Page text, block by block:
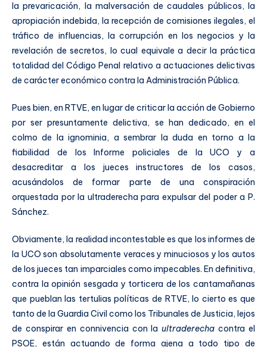
la prevaricación, la malversación de caudales públicos, la
apropiación indebida, la recepción de comisiones ilegales, el
tráfico de influencias, la corrupción en los negocios y la
revelación de secretos, lo cual equivale a decir la práctica
totalidad del Código Penal relativo a actuaciones delictivas
de carácter económico contra la Administración Pública.
Pues bien, en RTVE, en lugar de criticar la acción de Gobierno
por ser presuntamente delictiva, se han dedicado, en el
colmo de la ignominia, a sembrar la duda en torno a la
fiabilidad de los Informe policiales de la UCO y a
desacreditar a los jueces instructores de los casos,
acusándolos de formar parte de una conspiración
orquestada por la ultraderecha para expulsar del poder a P.
Sánchez.
Obviamente, la realidad incontestable es que los informes de
la UCO son absolutamente veraces y minuciosos y los autos
de los jueces tan imparciales como impecables. En definitiva,
contra la opinión sesgada y torticera de los cantamañanas
que pueblan las tertulias políticas de RTVE, lo cierto es que
tanto de la Guardia Civil como los Tribunales de Justicia, lejos
de conspirar en connivencia con laultraderecha contra el
PSOE, están actuando de forma ajena a todo tipo de